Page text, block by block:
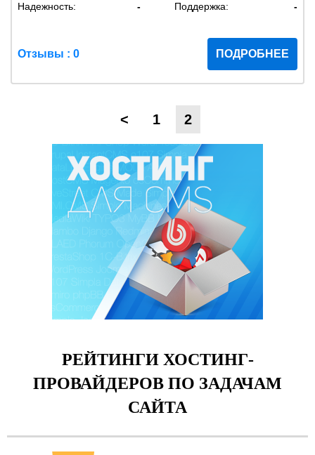
Надежность:
- Поддержка: -
Отзывы : 0 ПОДРОБНЕЕ
< 1 2
РЕЙТИНГИ ХОСТИНГ-
ПРОВАЙДЕРОВ ПО ЗАДАЧАМ
САЙТА